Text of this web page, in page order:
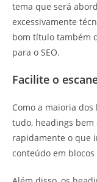
tema que será
excessivamente
bom título também
para o SEO.
Facilite o
Como a maioria
tudo, headings
rapidamente o que
conteúdo em blocos